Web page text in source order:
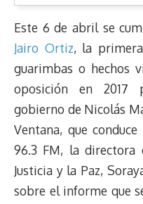
Este 6 de abril se
Jairo Ortiz, la
guarimbas o hechos
oposición en 2017
gobierno de Nicolás
Ventana, que
96.3 FM, la
Justicia y la Paz,
sobre el informe que